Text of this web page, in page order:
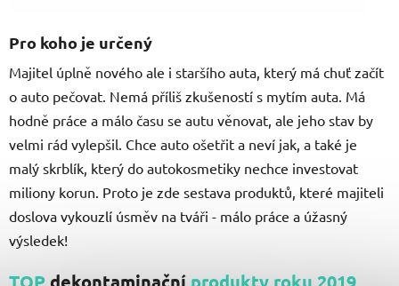
Pro koho je určený
Majitel úplně nového ale i staršího auta, který má chuť začít
o auto pečovat. Nemá příliš zkušeností s mytím auta. Má
hodně práce a málo času se autu věnovat, ale jeho stav by
velmi rád vylepšil. Chce auto ošetřit a neví jak, a také je
malý skrblík, který do autokosmetiky nechce investovat
miliony korun. Proto je zde sestava produktů, které majiteli
doslova vykouzlí úsměv na tváři - málo práce a úžasný
výsledek!
TOP dekontaminační produkty roku 2019